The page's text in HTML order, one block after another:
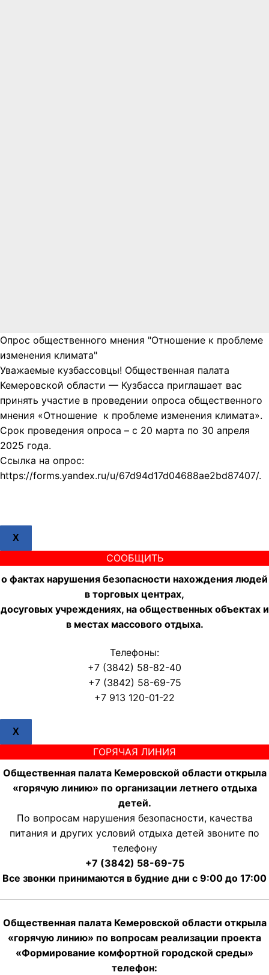
Опрос общественного мнения "Отношение к проблеме
изменения климата"
Уважаемые кузбассовцы! Общественная палата
Кемеровской области — Кузбасса приглашает вас
принять участие в проведении опроса общественного
мнения «Отношение к проблеме изменения климата».
Срок проведения опроса – с 20 марта по 30 апреля
2025 года.
Ссылка на опрос:
https://forms.yandex.ru/u/67d94d17d04688ae2bd87407/.
X
СООБЩИТЬ
о фактах нарушения безопасности нахождения людей
в торговых центрах,
досуговых учреждениях, на общественных объектах и
в местах массового отдыха.
Телефоны:
+7 (3842) 58-82-40
+7 (3842) 58-69-75
+7 913 120-01-22
X
ГОРЯЧАЯ ЛИНИЯ
Общественная палата Кемеровской области открыла
«горячую линию» по организации летнего отдыха
детей.
По вопросам нарушения безопасности, качества
питания и других условий отдыха детей звоните по
телефону
+7 (3842) 58-69-75
Все звонки принимаются в будние дни с 9:00 до 17:00
Общественная палата Кемеровской области открыла
«горячую линию» по вопросам реализации проекта
«Формирование комфортной городской среды»
телефон: